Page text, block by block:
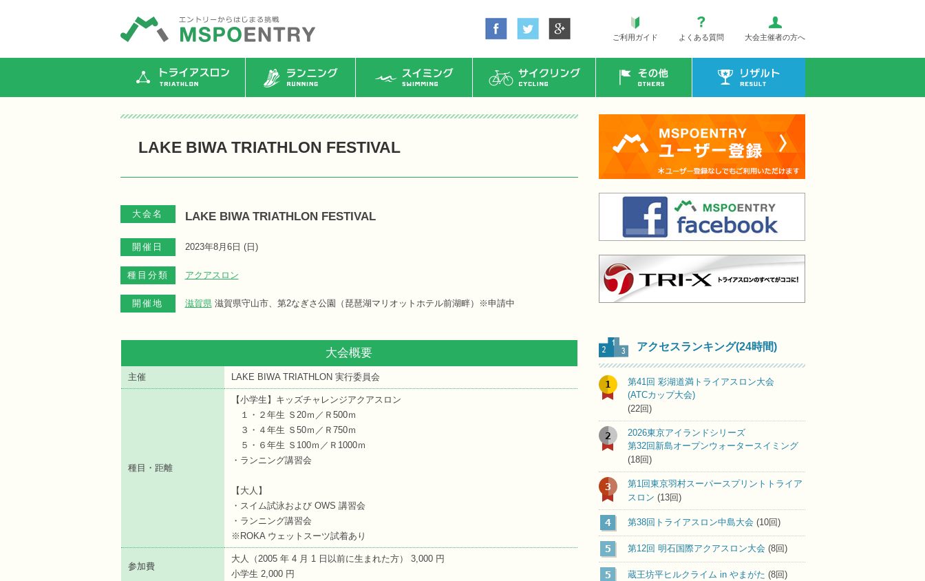
ご利用ガイド よくある質問 大会主催者の方へ
トライアスロン ランニング スイミング サイクリング その他 リザルト
LAKE BIWA TRIATHLON FESTIVAL
大会名 LAKE BIWA TRIATHLON FESTIVAL
開催日 2023年8月6日 (日 )
種目分類 アクアスロン
開催地 滋賀県滋賀県守山市、第2なぎさ公園（琵琶湖マリオットホテル前湖畔）※申請中
大会概要
主催 LAKE BIWA TRIATHLON 実行委員会
種目・距離
【小学生】キッズチャレンジアクアスロン
１・２年生 Ｓ20ｍ／Ｒ500ｍ
３・４年生 Ｓ50ｍ／Ｒ750ｍ
５・６年生 Ｓ100ｍ／Ｒ1000ｍ
・ランニング講習会
【大人】
・スイム試泳および OWS 講習会
・ランニング講習会
※ROKA ウェットスーツ試着あり
参加費
大人（2005 年 4 月 1 日以前に生まれた方） 3,000 円
小学生 2,000 円
アクセスランキング(24時間)
1
第41回 彩湖道満トライアスロン大会
(ATCカップ大会)
(22回)
2
2026東京アイランドシリーズ
第32回新島オープンウォータースイミング
(18回)
3
第1回東京羽村スーパースプリントトライア
スロン (13回)
4 第38回トライアスロン中島大会 (10回)
5 第12回 明石国際アクアスロン大会 (8回)
5 蔵王坊平ヒルクライム in やまがた (8回)